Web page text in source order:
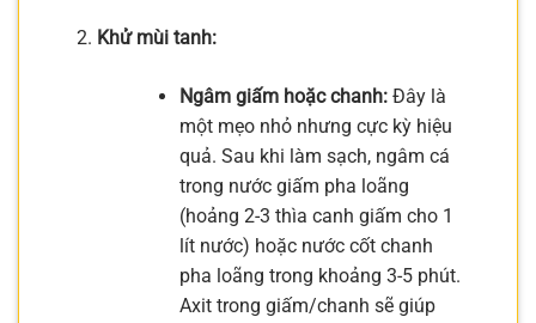
Khử mùi tanh:
Ngâm giấm hoặc chanh:Đây là
một mẹo nhỏ nhưng cực kỳ hiệu
quả. Sau khi làm sạch, ngâm cá
trong nước giấm pha loãng
(hoảng 2-3 thìa canh giấm cho 1
lít nước) hoặc nước cốt chanh
pha loãng trong khoảng 3-5 phút.
Axit trong giấm/chanh sẽ giúp